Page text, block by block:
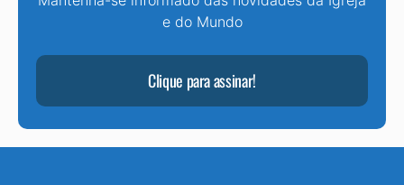
e do Mundo
Clique para assinar!